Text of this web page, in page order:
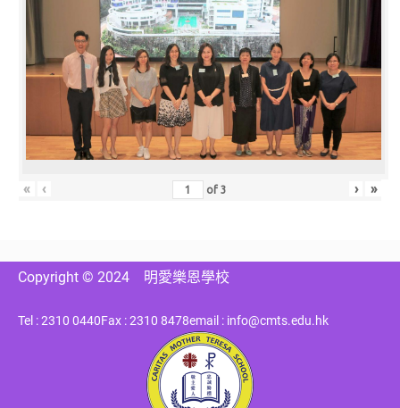
« ‹ of3 › »
Copyright © 2024 明愛樂恩學校
Tel : 2310 0440Fax : 2310 8478email : info@cmts.edu.hk